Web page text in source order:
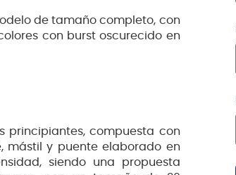
de tamaño completo, con
con burst oscurecido en
principiantes, compuesta con
mástil y puente elaborado en
siendo una propuesta